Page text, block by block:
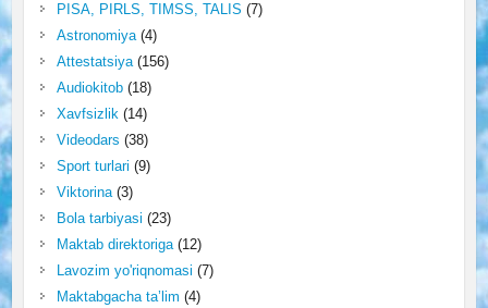
PISA, PIRLS, TIMSS, TALIS (7)
Astronomiya(4)
Attestatsiya(156)
Audiokitob(18)
Xavfsizlik(14)
Videodars (38)
Sport turlari (9)
Viktorina(3)
Bola tarbiyasi (23)
Maktab direktoriga(12)
Lavozim yo'riqnomasi (7)
Maktabgacha ta’lim (4)